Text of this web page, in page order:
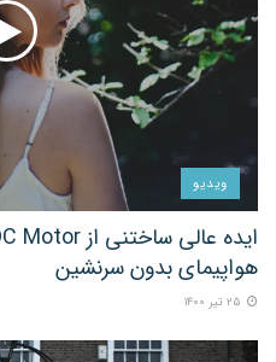
ویدیو
هواپیمای بدون سرنشین